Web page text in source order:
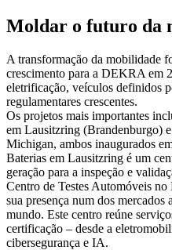
Moldar o futuro da
A transformação da mobilidade
crescimento para a DEKRA em
eletrificação, veículos definidos
regulamentares crescentes.
Os projetos mais importantes
em Lausitzring (Brandenburgo)
Michigan, ambos inaugurados
Baterias em Lausitzring é um
geração para a inspeção e
Centro de Testes Automóveis
sua presença num dos
mundo. Este centro reúne
certificação – desde a
cibersegurança e IA.